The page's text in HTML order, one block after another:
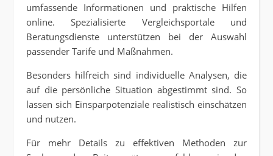
umfassende Informationen und praktische Hilfen
online. Spezialisierte Vergleichsportale und
Beratungsdienste unterstützen bei der Auswahl
passender Tarife und Maßnahmen.
Besonders hilfreich sind individuelle Analysen, die
auf die persönliche Situation abgestimmt sind. So
lassen sich Einsparpotenziale realistisch einschätzen
und nutzen.
Für mehr Details zu effektiven Methoden zur